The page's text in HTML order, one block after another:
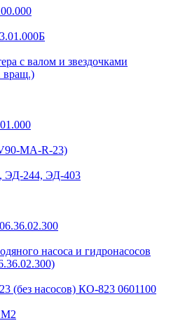
с валом и звездочками
вращ.)
MA-R-23)
ЭД-244, ЭД-403
насоса и гидронасосов
(без насосов) КО-823 0601100
М2